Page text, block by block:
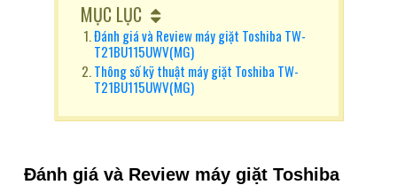
MỤC LỤC
Đánh giá và Review máy giặt Toshiba TW-
T21BU115UWV(MG)
Thông số kỹ thuật máy giặt Toshiba TW-
T21BU115UWV(MG)
Đánh giá và Review máy giặt Toshiba